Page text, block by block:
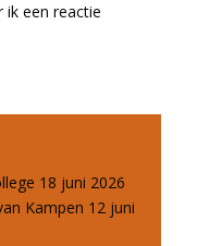
ik een reactie
18 juni 2026
Kampen 12 juni